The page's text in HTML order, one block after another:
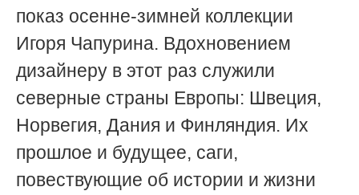
показ осенне-зимней коллекции
Игоря Чапурина. Вдохновением
дизайнеру в этот раз служили
северные страны Европы: Швеция,
Норвегия, Дания и Финляндия. Их
прошлое и будущее, саги,
повествующие об истории и жизни